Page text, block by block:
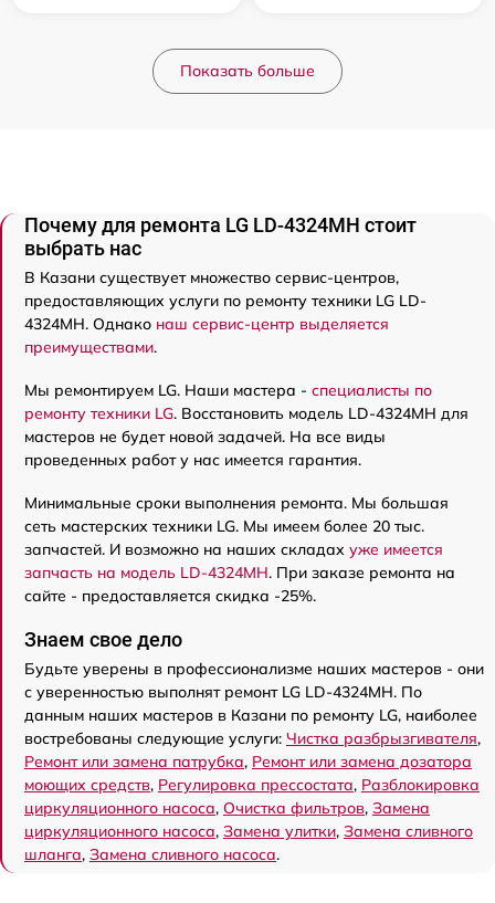
Показать больше
Почему для ремонта LG LD-4324MH стоит
выбрать нас
В Казани существует множество сервис-центров,
предоставляющих услуги по ремонту техники LG LD-
4324MH. Однако наш сервис-центр выделяется
преимуществами.
Мы ремонтируем LG. Наши мастера - специалисты по
ремонту техники LG. Восстановить модель LD-4324MH для
мастеров не будет новой задачей. На все виды
проведенных работ у нас имеется гарантия.
Минимальные сроки выполнения ремонта. Мы большая
сеть мастерских техники LG. Мы имеем более 20 тыс.
запчастей. И возможно на наших складах уже имеется
запчасть на модель LD-4324MH. При заказе ремонта на
сайте - предоставляется скидка -25%.
Знаем свое дело
Будьте уверены в профессионализме наших мастеров - они
с уверенностью выполнят ремонт LG LD-4324MH. По
данным наших мастеров в Казани по ремонту LG, наиболее
востребованы следующие услуги: Чистка разбрызгивателя,
Ремонт или замена патрубка, Ремонт или замена дозатора
моющих средств, Регулировка прессостата, Разблокировка
циркуляционного насоса, Очистка фильтров, Замена
циркуляционного насоса, Замена улитки, Замена сливного
шланга, Замена сливного насоса.